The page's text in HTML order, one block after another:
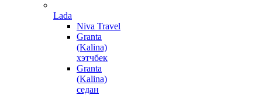
Lada
Niva Travel
Granta
(Kalina)
хэтчбек
Granta
(Kalina)
седан